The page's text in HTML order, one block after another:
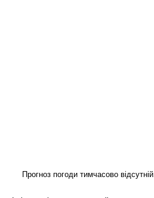
Прогноз погоди тимчасово відсутній.